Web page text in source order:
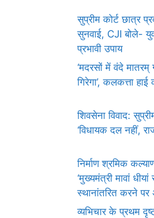
सुप्रीम कोर्ट छात्र
सुनवाई, CJI बोले-
प्रभावी उपाय
‘मदरसों में वंदे
गिरेगा’, कलकत्ता
शिवसेना विवाद:
‘विधायक दल नहीं,
निर्माण श्रमिक
‘मुख्यमंत्री मावां
स्थानांतरित करने पर
व्यभिचार के प्रथम